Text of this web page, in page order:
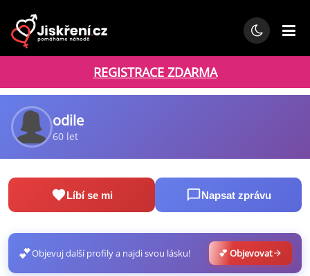
REGISTRACE ZDARMA
odile
60 let
Líbí se mi Napsat zprávu
💕Objevuj další profily a najdi svou lásku! 💕 Objevovat